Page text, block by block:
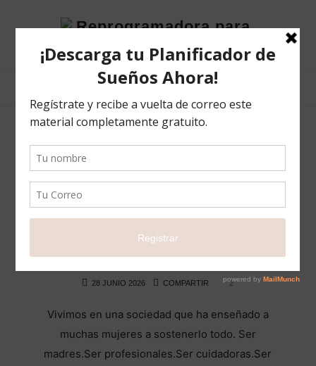
Reprogramadora
el
éxito
#psicología
Ella no está siendo “débil”… quizás está
luchando contra una depresión
BLOG HISTORIAS QUE INSPIRAN LIFE
28 JUNIO 2026 COMPARTIR 2
Vivimos en una sociedad que ha enseñado a
muchas mujeres a sostenerlo todo. Ser
madres.Ser profesionales.Ser cuidadoras.Ser